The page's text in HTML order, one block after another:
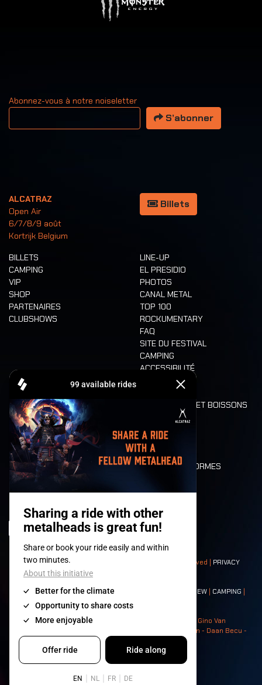
Abonnez-vous à notre noiseletter
Votre adresse email
S’abonner
ALCATRAZ
Open Air
6/7/8/9 août
Kortrijk Belgium
Billets
BILLETS
CAMPING
VIP
SHOP
PARTENAIRES
CLUBSHOWS
LINE-UP
EL PRESIDIO
PHOTOS
CANAL METAL
TOP 100
ROCKUMENTARY
FAQ
SITE DU FESTIVAL
CAMPING
ACCESSIBILITÉ
CASHLESS
ALIMENTATION ET BOISSONS
LONE WOLVES
PLAN
DEATH RIDE
VALEURS ET NORMES
HISTOIRE
© 2008-2026- Apache Productions VZW – All rights reserved | PRIVACY
POLICY|CONDITIONS GÉNÉRALES
Contact:GENERAL| PARTNERSHIPS CREW | CAMPING |
NEIGHBOURS
Photos: Ann Kermans - Hans Van Hoof - Eliaz Bruggeman - Gino Van
Lancker - Tim Tronckoe - Elsie Roymans - Stijn Verbruggen - Daan Becu -
Claus Christa - Devid Camerlynck